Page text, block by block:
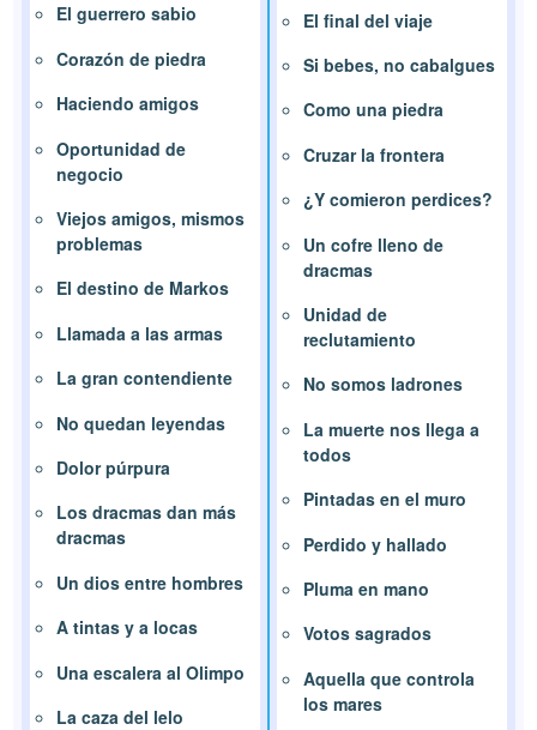
El guerrero sabio
Corazón de piedra
Haciendo amigos
Oportunidad de
negocio
Viejos amigos, mismos
problemas
El destino de Markos
Llamada a las armas
La gran contendiente
No quedan leyendas
Dolor púrpura
Los dracmas dan más
dracmas
Un dios entre hombres
A tintas y a locas
Una escalera al Olimpo
La caza del lelo
El final del viaje
Si bebes, no cabalgues
Como una piedra
Cruzar la frontera
¿Y comieron perdices?
Un cofre lleno de
dracmas
Unidad de
reclutamiento
No somos ladrones
La muerte nos llega a
todos
Pintadas en el muro
Perdido y hallado
Pluma en mano
Votos sagrados
Aquella que controla
los mares